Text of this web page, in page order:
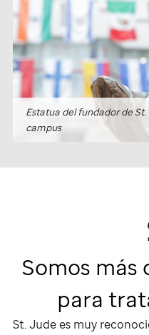
Estatua del fundador de
campus
Somos más
para
St. Judees muy